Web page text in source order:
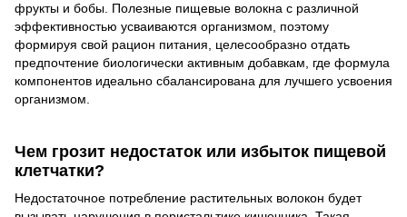
фрукты и бобы. Полезные пищевые волокна с различной
эффективностью усваиваются организмом, поэтому
формируя свой рацион питания, целесообразно отдать
предпочтение биологически активным добавкам, где формула
компонентов идеально сбалансирована для лучшего усвоения
организмом.
Чем грозит недостаток или избыток пищевой
клетчатки?
Недостаточное потребление растительных волокон будет